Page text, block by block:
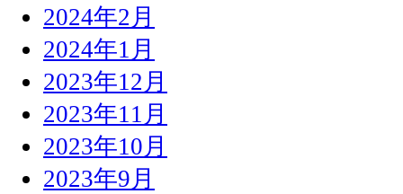
2024年2月
2024年1月
2023年12月
2023年11月
2023年10月
2023年9月